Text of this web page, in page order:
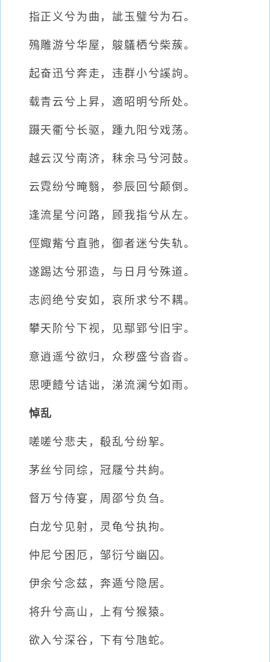
指正义兮为曲，訿玉璧兮为石。
殦雕游兮华屋，鵔鸃栖兮柴蔟。
起奋迅兮奔走，违群小兮謑訽。
载青云兮上昇，適昭明兮所处。
蹑天衢兮长驱，踵九阳兮戏荡。
越云汉兮南济，秣余马兮河鼓。
云霓纷兮晻翳，参辰回兮颠倒。
逢流星兮问路，顾我指兮从左。
俓娵觜兮直驰，御者迷兮失轨。
遂踢达兮邪造，与日月兮殊道。
志阏绝兮安如，哀所求兮不耦。
攀天阶兮下视，见鄢郢兮旧宇。
意逍遥兮欲归，众秽盛兮沓沓。
思哽饐兮诘诎，涕流澜兮如雨。
悼乱
嗟嗟兮悲夫，殽乱兮纷挐。
茅丝兮同综，冠屦兮共絇。
督万兮侍宴，周邵兮负刍。
白龙兮见射，灵龟兮执拘。
仲尼兮困厄，邹衍兮幽囚。
伊余兮念兹，奔遁兮隐居。
将升兮高山，上有兮猴猿。
欲入兮深谷，下有兮虺蛇。